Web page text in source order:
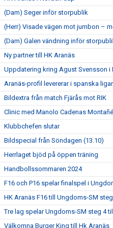
(Dam) Seger inför storpublik
(Herr) Visade vägen mot jumbon –
(Dam) Galen vändning inför
Ny partner till HK Aranäs
Uppdatering kring Agust Svensson i
Aranäs-profil levererar i spanska
Bildextra från match Fjärås mot RIK
Clinic med Manolo Cadenas
Klubbchefen slutar
Bildspecial från Söndagen (13.10)
Herrlaget bjöd på öppen träning
Handbollssommaren 2024
F16 och P16 spelar finalspel i
HK Aranäs F16 till Ungdoms-SM
Tre lag spelar Ungdoms-SM steg 4
Välkomna Burger King till Hk Aranäs